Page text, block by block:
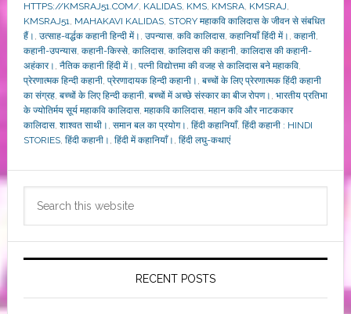
HTTPS://KMSRAJ51.COM/, KALIDAS, KMS, KMSRA, KMSRAJ,
KMSRAJ51, MAHAKAVI KALIDAS, STORY महाकवि कालिदास के जीवन से संबधित
हैं। , उत्साह-वर्द्धक कहानी हिन्दी में। , उपन्यास, कवि कालिदास, कहानियाँ हिंदी में। , कहानी,
कहानी-उपन्यास, कहानी-किस्से, कालिदास, कालिदास की कहानी, कालिदास की कहानी-
अहंकार। , नैतिक कहानी हिंदी में। , पत्नी विद्योत्तमा की वजह से कालिदास बने महाकवि,
प्रेरणात्मक हिन्दी कहानी, प्रेरणादायक हिन्दी कहानी। , बच्चों के लिए प्रेरणात्मक हिंदी कहानी
का संग्रह, बच्चों के लिए हिन्दी कहानी, बच्चों में अच्छे संस्कार का बीज रोपण। , भारतीय प्रतिभा
के ज्योतिर्मय सूर्य महाकवि कालिदास, महाकवि कालिदास, महान कवि और नाटककार
कालिदास, शाश्वत साथी। , समान बल का प्रयाेग। , हिंदी कहानियाँ, हिंदी कहानी : HINDI
STORIES, हिंदी कहानी। , हिंदी में कहानियाँ। , हिंदी लघु-कथाएं
Primary
Sidebar
RECENT POSTS